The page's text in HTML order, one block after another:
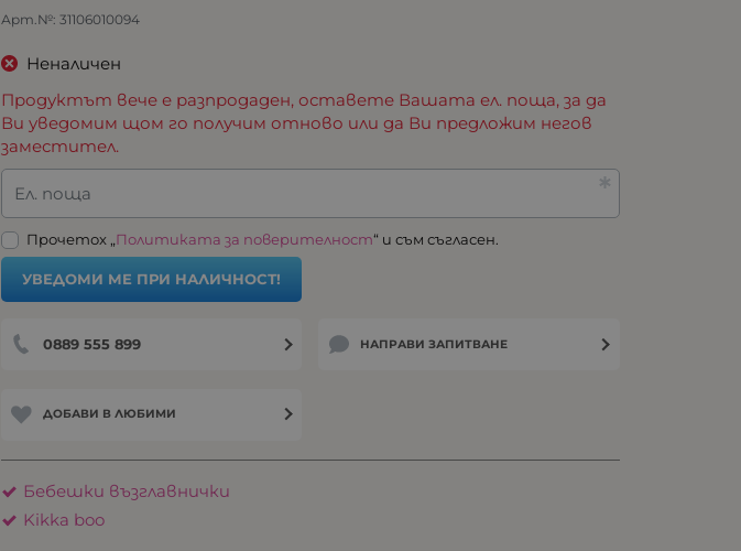
Арт.№: 31106010094
Неналичен
Продуктът вече е разпродаден, оставете Вашата ел. поща, за да
Ви уведомим щом го получим отново или да Ви предложим негов
заместител.
Ел. поща
Прочетох „Политиката за поверителност“ и съм съгласен.
УВЕДОМИ МЕ ПРИ НАЛИЧНОСТ!
0889 555 899 НАПРАВИ ЗАПИТВАНЕ
ДОБАВИ В ЛЮБИМИ
Бебешки възглавнички
Kikka boo